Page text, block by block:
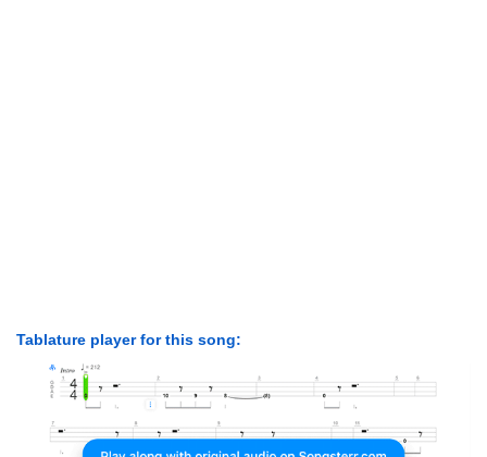
Tablature player for this song: